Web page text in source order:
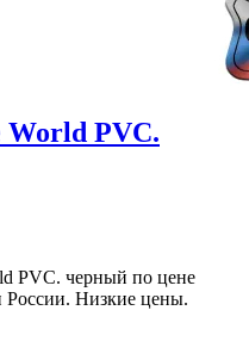
PVC.
PVC. черный по цене
России. Низкие цены.